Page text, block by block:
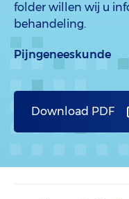
folder willen wij u
behandeling.
Pijngeneeskunde
Download PDF